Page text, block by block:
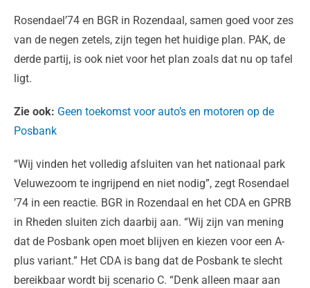
Rosendael’74 en BGR in Rozendaal, samen goed voor zes
van de negen zetels, zijn tegen het huidige plan. PAK, de
derde partij, is ook niet voor het plan zoals dat nu op tafel
ligt.
Zie ook: Geen toekomst voor auto’s en motoren op de
Posbank
“Wij vinden het volledig afsluiten van het nationaal park
Veluwezoom te ingrijpend en niet nodig”, zegt Rosendael
’74 in een reactie. BGR in Rozendaal en het CDA en GPRB
in Rheden sluiten zich daarbij aan. “Wij zijn van mening
dat de Posbank open moet blijven en kiezen voor een A-
plus variant.” Het CDA is bang dat de Posbank te slecht
bereikbaar wordt bij scenario C. “Denk alleen maar aan